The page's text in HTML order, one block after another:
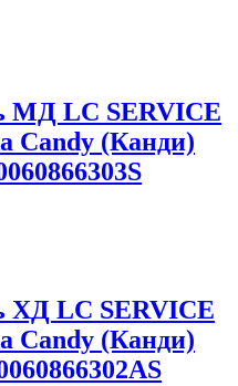
МД LC SERVICE
Candy (Канди)
ХД LC SERVICE
Candy (Канди)